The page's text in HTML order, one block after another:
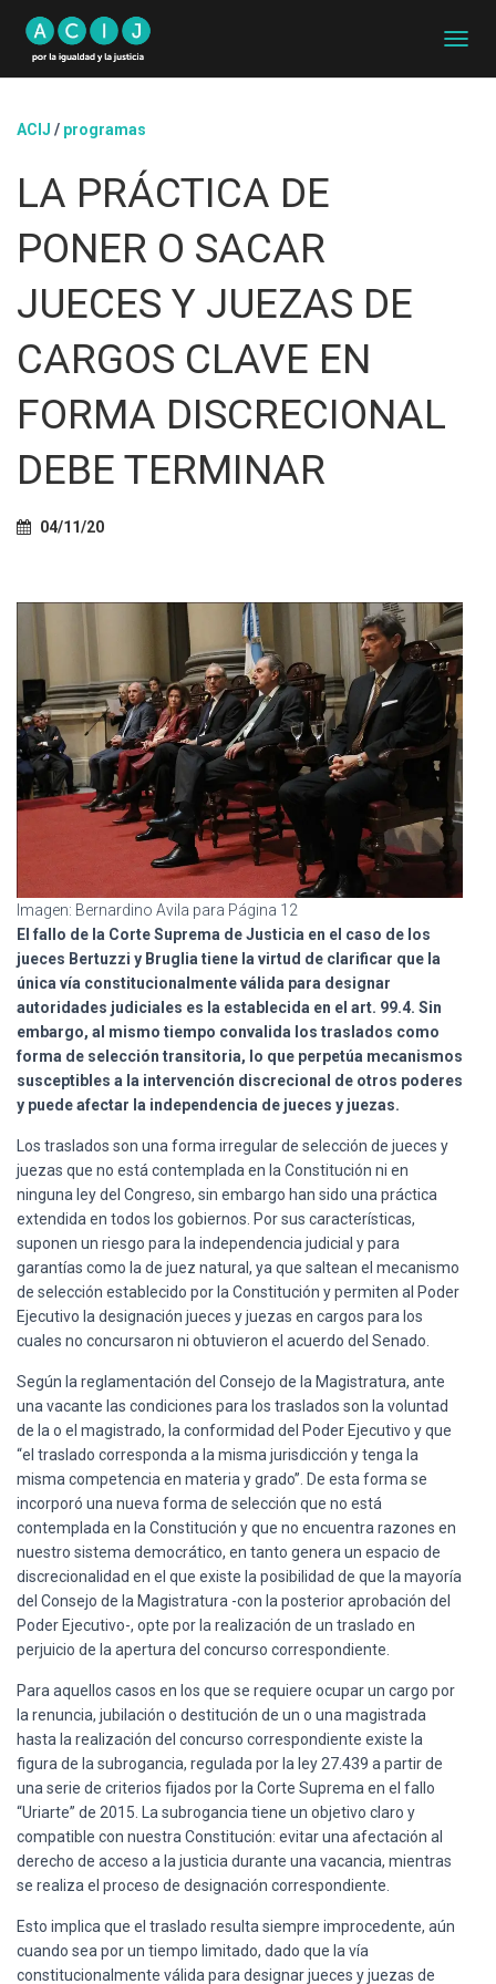
A
ACIJ / programas
LA PRÁCTICA DE
PONER O SACAR
JUECES Y JUEZAS DE
CARGOS CLAVE EN
FORMA DISCRECIONAL
DEBE TERMINAR
04/11/20
Imagen: Bernardino Avila para Página 12
El fallo de la Corte Suprema de Justicia en el caso de los
jueces Bertuzzi y Bruglia tiene la virtud de clarificar que la
única vía constitucionalmente válida para designar
autoridades judiciales es la establecida en el art. 99.4. Sin
embargo, al mismo tiempo convalida los traslados como
forma de selección transitoria, lo que perpetúa mecanismos
susceptibles a la intervención discrecional de otros poderes
y puede afectar la independencia de jueces y juezas.
Los traslados son una forma irregular de selección de jueces y
juezas que no está contemplada en la Constitución ni en
ninguna ley del Congreso, sin embargo han sido una práctica
extendida en todos los gobiernos. Por sus características,
suponen un riesgo para la independencia judicial y para
garantías como la de juez natural, ya que saltean el mecanismo
de selección establecido por la Constitución y permiten al Poder
Ejecutivo la designación jueces y juezas en cargos para los
cuales no concursaron ni obtuvieron el acuerdo del Senado.
Según la reglamentación del Consejo de la Magistratura, ante
una vacante las condiciones para los traslados son la voluntad
de la o el magistrado, la conformidad del Poder Ejecutivo y que
“el traslado corresponda a la misma jurisdicción y tenga la
misma competencia en materia y grado”. De esta forma se
incorporó una nueva forma de selección que no está
contemplada en la Constitución y que no encuentra razones en
nuestro sistema democrático, en tanto genera un espacio de
discrecionalidad en el que existe la posibilidad de que la mayoría
del Consejo de la Magistratura -con la posterior aprobación del
Poder Ejecutivo-, opte por la realización de un traslado en
perjuicio de la apertura del concurso correspondiente.
Para aquellos casos en los que se requiere ocupar un cargo por
la renuncia, jubilación o destitución de un o una magistrada
hasta la realización del concurso correspondiente existe la
figura de la subrogancia, regulada por la ley 27.439 a partir de
una serie de criterios fijados por la Corte Suprema en el fallo
“Uriarte” de 2015. La subrogancia tiene un objetivo claro y
compatible con nuestra Constitución: evitar una afectación al
derecho de acceso a la justicia durante una vacancia, mientras
se realiza el proceso de designación correspondiente.
Esto implica que el traslado resulta siempre improcedente, aún
cuando sea por un tiempo limitado, dado que la vía
constitucionalmente válida para designar jueces y juezas de